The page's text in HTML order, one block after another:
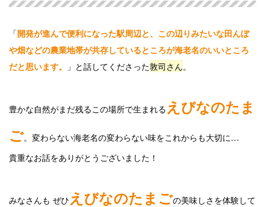
「開発が進んで便利になった駅周辺と、この辺りみたいな田んぼ
や畑などの農業地帯が共存しているところが海老名のいいところ
だと思います。
」と話してくださった敦司さん。
豊かな自然がまだ残るこの場所で生まれるえびなのたま
ご。変わらない海老名の変わらない味をこれからも大切に…
貴重なお話をありがとうございました！
みなさんも ぜひえびなのたまごの美味しさを体験して